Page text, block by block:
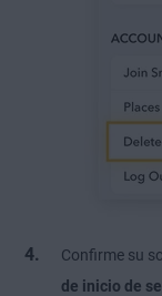
Confirme su
de inicio de